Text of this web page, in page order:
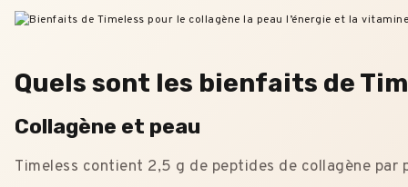
Quels sont les bienfaits de
Collagène et peau
Timeless contient 2,5 g de peptides de collagène